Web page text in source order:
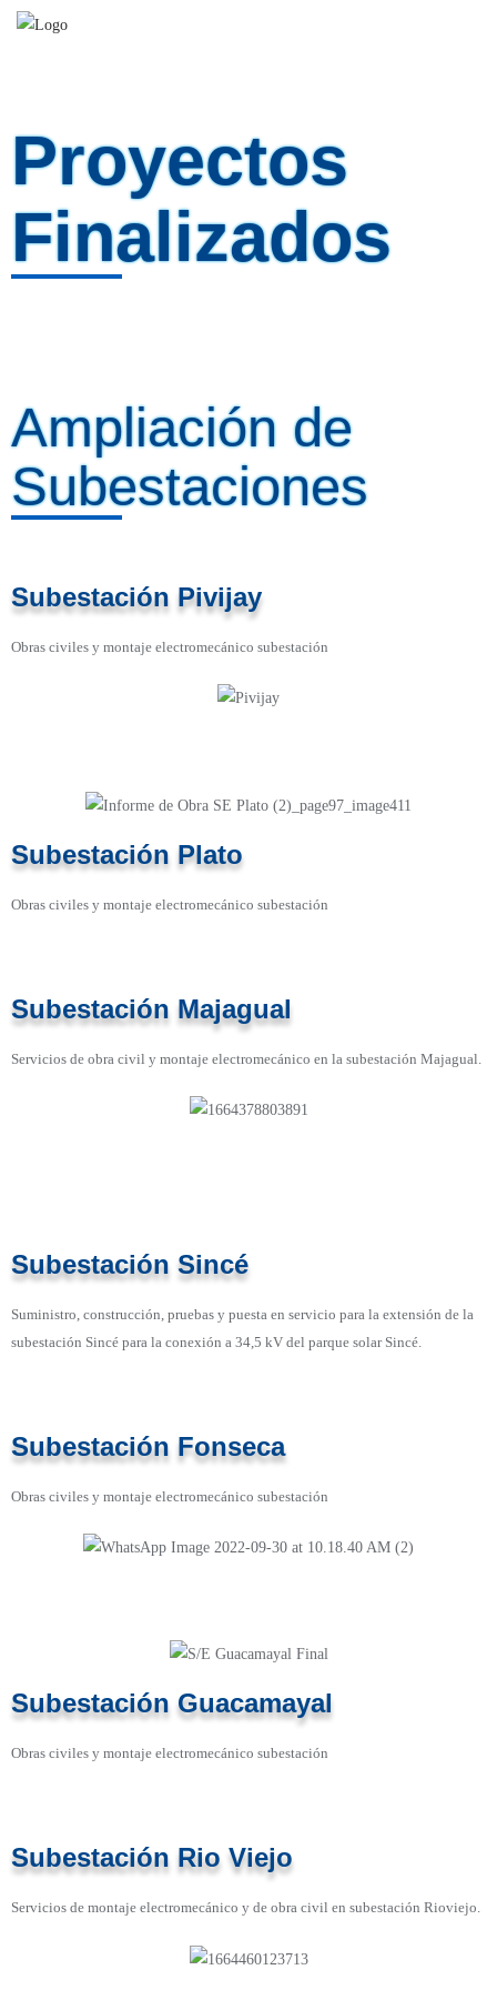
Proyectos
Finalizados
Ampliación de
Subestaciones
Subestación Pivijay
Obras civiles y montaje electromecánico subestación
Subestación Plato
Obras civiles y montaje electromecánico subestación
Subestación Majagual
Servicios de obra civil y montaje electromecánico en la subestación Majagual.
Subestación Sincé
Suministro, construcción, pruebas y puesta en servicio para la extensión de la
subestación Sincé para la conexión a 34,5 kV del parque solar Sincé.
Subestación Fonseca
Obras civiles y montaje electromecánico subestación
Subestación Guacamayal
Obras civiles y montaje electromecánico subestación
Subestación Rio Viejo
Servicios de montaje electromecánico y de obra civil en subestación Rioviejo.